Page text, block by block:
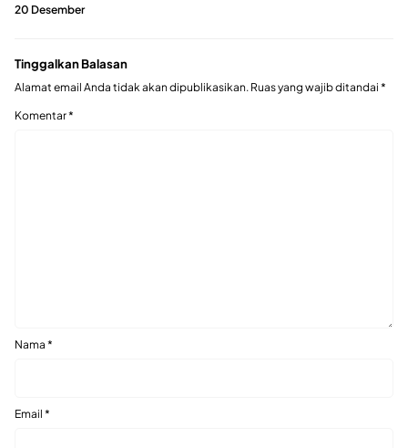
20 Desember
Tinggalkan Balasan
Alamat email Anda tidak akan dipublikasikan. Ruas yang wajib ditandai *
Komentar*
Nama *
Email *